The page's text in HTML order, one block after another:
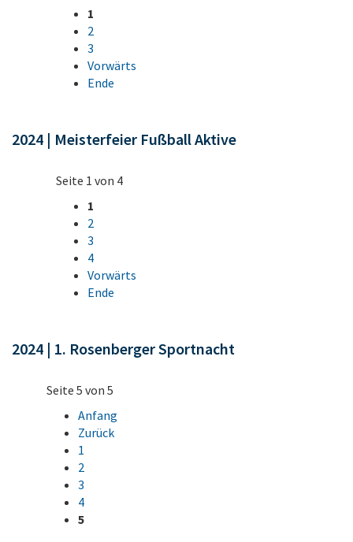
1
2
3
Vorwärts
Ende
2024 | Meisterfeier Fußball Aktive
Seite 1 von 4
1
2
3
4
Vorwärts
Ende
2024 | 1. Rosenberger Sportnacht
Seite 5 von 5
Anfang
Zurück
1
2
3
4
5